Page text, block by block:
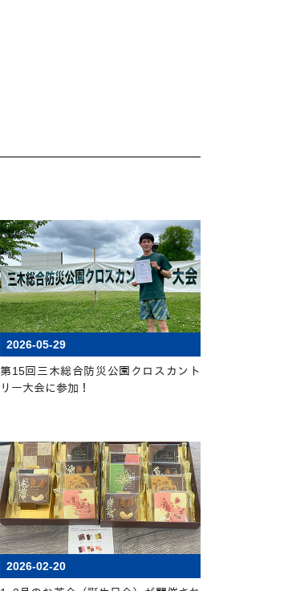
2026-05-29
第15回三木総合防災公園クロスカント
リー大会に参加！
2026-02-20